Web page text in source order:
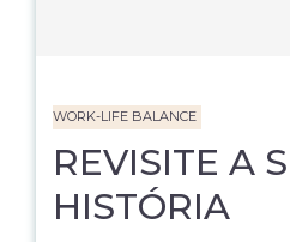
WORK-LIFE BALANCE
REVISITE A
HISTÓRIA